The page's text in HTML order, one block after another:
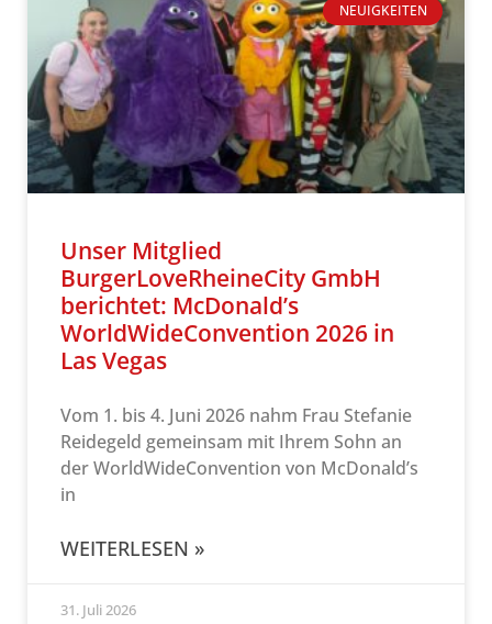
NEUIGKEITEN
Unser Mitglied
BurgerLoveRheineCity GmbH
berichtet: McDonald’s
WorldWideConvention 2026 in
Las Vegas
Vom 1. bis 4. Juni 2026 nahm Frau Stefanie
Reidegeld gemeinsam mit Ihrem Sohn an
der WorldWideConvention von McDonald’s
in
WEITERLESEN »
31. Juli 2026